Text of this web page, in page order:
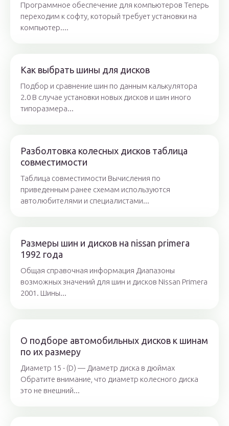
Программное обеспечение для компьютеров Теперь
переходим к софту, который требует установки на
компьютер....
Как выбрать шины для дисков
Подбор и сравнение шин по данным калькулятора
2.0 В случае установки новых дисков и шин иного
типоразмера...
Разболтовка колесных дисков таблица
совместимости
Таблица совместимости Вычисления по
приведенным ранее схемам используются
автолюбителями и специалистами...
Размеры шин и дисков на nissan primera
1992 года
Общая справочная информация Диапазоны
возможных значений для шин и дисков Nissan Primera
2001. Шины...
О подборе автомобильных дисков к шинам
по их размеру
Диаметр 15 - (D) — Диаметр диска в дюймах
Обратите внимание, что диаметр колесного диска
это не внешний...